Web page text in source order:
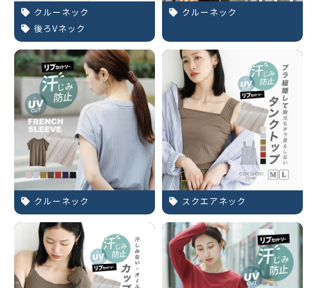
クルーネック
後ろVネック
クルーネック
クルーネック スクエアネック